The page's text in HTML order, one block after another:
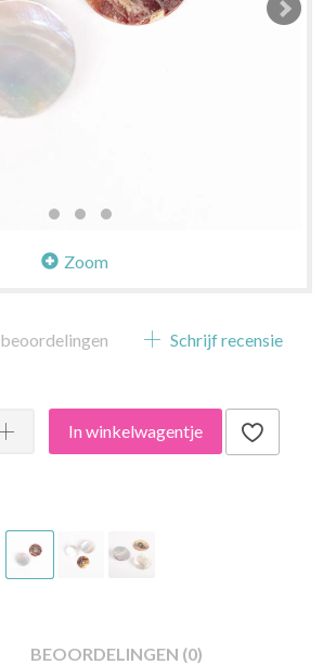
Zoom
beoordelingen Schrijf recensie
In winkelwagentje
BEOORDELINGEN (0)